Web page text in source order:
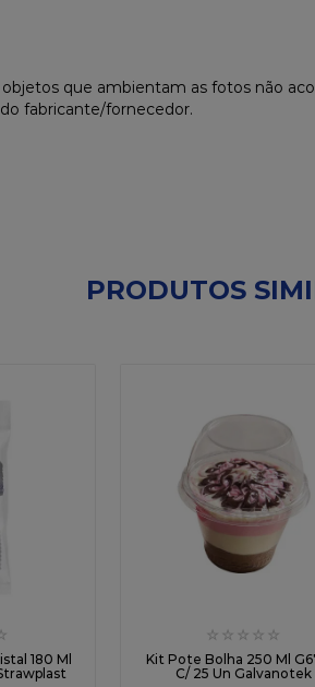
que ambientam as fotos não
fabricante/fornecedor.
PRODUTOS
180 Ml
☆ ☆ ☆ ☆ ☆
Kit Pote Bolha 250 Ml
C/ 25 Un Galvanotek